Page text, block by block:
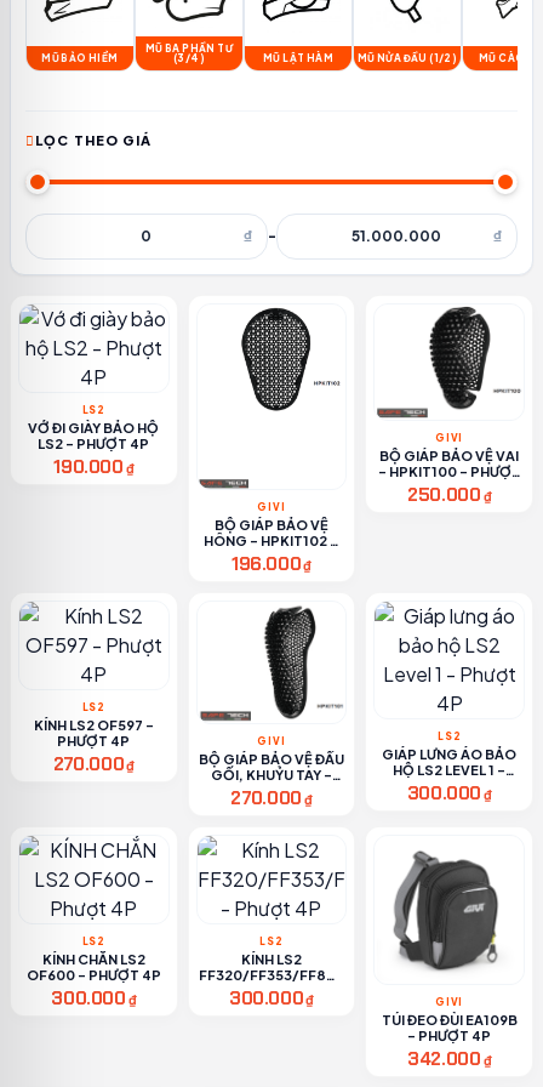
MŨ BẢO HIỂM
MŨ BA PHẦN TƯ
(3/4)
MŨ LẬT HÀM MŨ NỬA ĐẦU (1/2) MŨ CÀO
LỌC THEO GIÁ
₫ - ₫
LS2
VỚ ĐI GIÀY BẢO HỘ
LS2 - PHƯỢT 4P
190.000 ₫
GIVI
BỘ GIÁP BẢO VỆ
HÔNG - HPKIT102 -
PHƯỢT 4P
196.000₫
GIVI
BỘ GIÁP BẢO VỆ VAI
- HPKIT100 - PHƯỢT
4P
250.000 ₫
LS2
KÍNH LS2 OF597 -
PHƯỢT 4P
270.000₫
GIVI
BỘ GIÁP BẢO VỆ ĐẦU
GỐI, KHUỶU TAY -
HPKIT101 - PHƯỢT
4P
270.000 ₫
LS2
GIÁP LƯNG ÁO BẢO
HỘ LS2 LEVEL 1 -
PHƯỢT 4P
300.000 ₫
LS2
KÍNH CHẮN LS2
OF600 - PHƯỢT 4P
300.000 ₫
LS2
KÍNH LS2
FF320/FF353/FF800
- PHƯỢT 4P
300.000₫ GIVI
TÚI ĐEO ĐÙI EA109B
- PHƯỢT 4P
342.000 ₫